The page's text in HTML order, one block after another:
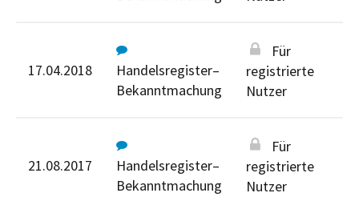
17.04.2018
Handelsregister–
Bekanntmachung
Für
registrierte
Nutzer
21.08.2017
Handelsregister–
Bekanntmachung
Für
registrierte
Nutzer